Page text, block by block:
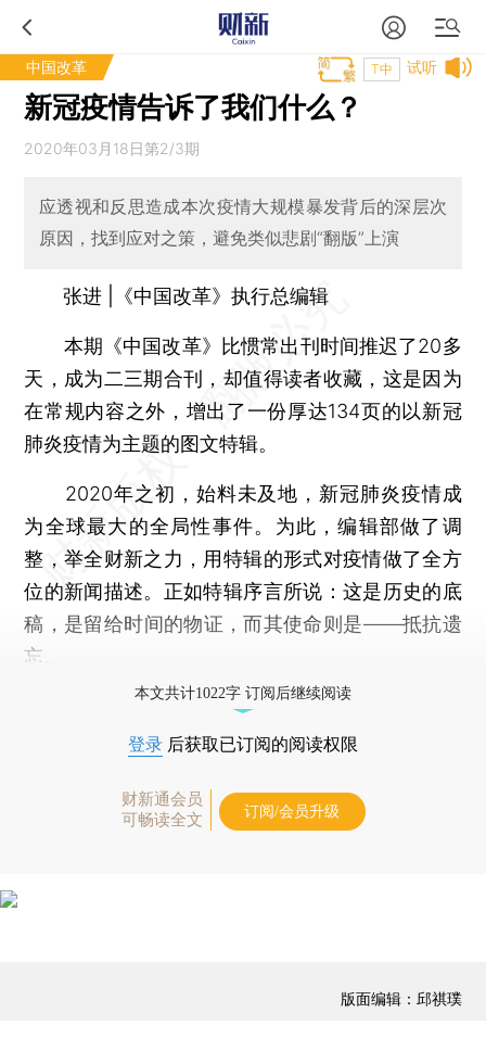
中国改革 试听
T中
新冠疫情告诉了我们什么？
2020年03月18日第2/3期
应透视和反思造成本次疫情大规模暴发背后的深层次
原因，找到应对之策，避免类似悲剧“翻版”上演
张进 |《中国改革》执行总编辑
本期《中国改革》比惯常出刊时间推迟了20多
天，成为二三期合刊，却值得读者收藏，这是因为
在常规内容之外，增出了一份厚达134页的以新冠
肺炎疫情为主题的图文特辑。
2020年之初，始料未及地，新冠肺炎疫情成
为全球最大的全局性事件。为此，编辑部做了调
整，举全财新之力，用特辑的形式对疫情做了全方
位的新闻描述。正如特辑序言所说：这是历史的底
稿，是留给时间的物证，而其使命则是——抵抗遗
忘。
本文共计1022字 订阅后继续阅读
登录 后获取已订阅的阅读权限
财新通会员
可畅读全文
订阅/会员升级
版面编辑：邱祺璞